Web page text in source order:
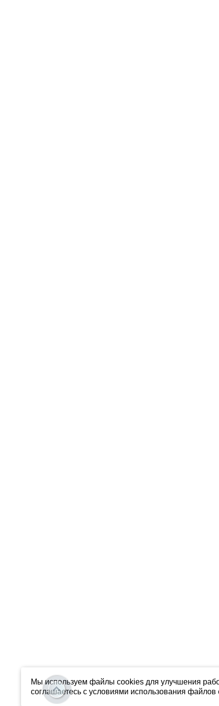
Мы используем файлы cookies для улучшения
соглашаетесь с условиями использования файлов